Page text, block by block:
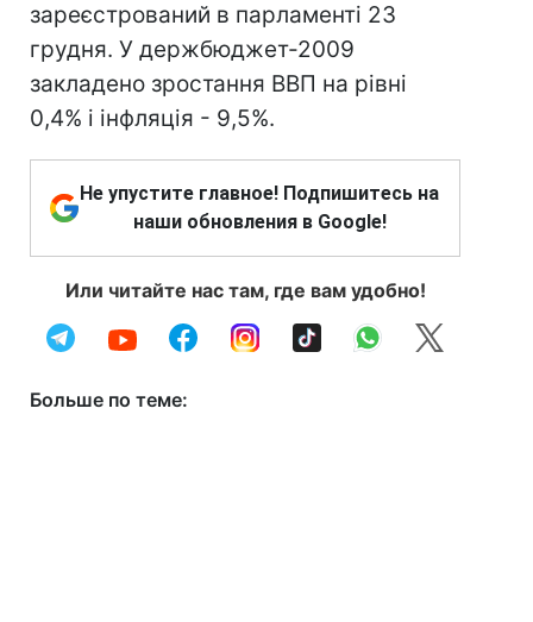
зареєстрований в парламенті 23
грудня. У держбюджет-2009
закладено зростання ВВП на рівні
0,4% і інфляція - 9,5%.
Не упустите главное! Подпишитесь на
наши обновления в Google!
Или читайте нас там, где вам удобно!
Больше по теме: